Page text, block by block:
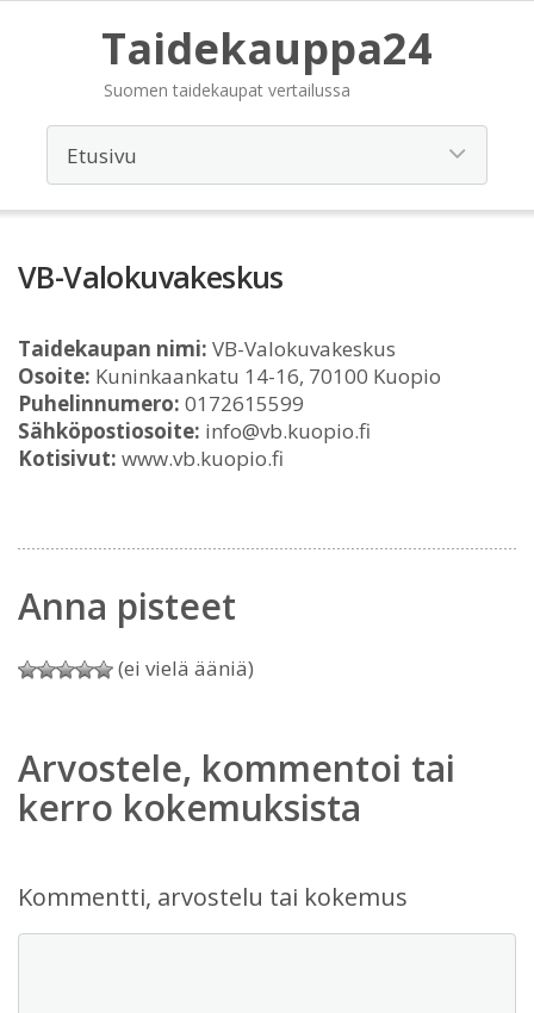
Taidekauppa24
Suomen taidekaupat vertailussa
VB-Valokuvakeskus
Taidekaupan nimi: VB-Valokuvakeskus
Osoite: Kuninkaankatu 14-16, 70100 Kuopio
Puhelinnumero: 0172615599
Sähköpostiosoite: info@vb.kuopio.fi
Kotisivut: www.vb.kuopio.fi
Anna pisteet
(ei vielä ääniä)
Arvostele, kommentoi tai
kerro kokemuksista
Kommentti, arvostelu tai kokemus